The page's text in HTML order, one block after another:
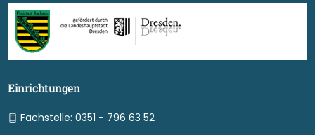
Einrichtungen
Fachstelle: 0351 - 796 63 52